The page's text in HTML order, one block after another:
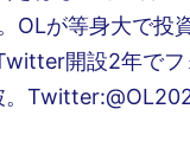
OLが等身大で投
開設2年でフ
。